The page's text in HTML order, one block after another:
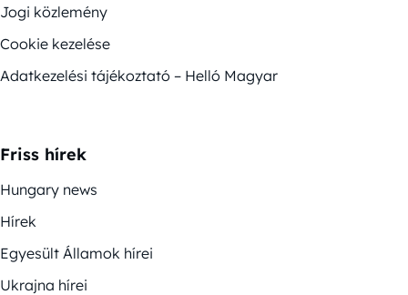
Jogi közlemény
Cookie kezelése
Adatkezelési tájékoztató – Helló Magyar
Friss hírek
Hungary news
Hírek
Egyesült Államok hírei
Ukrajna hírei